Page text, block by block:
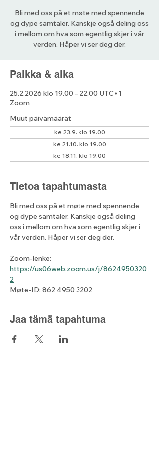
Bli med oss på et møte med spennende
og dype samtaler. Kanskje også deling oss
i mellom om hva som egentlig skjer i vår
verden. Håper vi ser deg der.
Paikka & aika
25.2.2026 klo 19.00 – 22.00 UTC+1
Zoom
Muut päivämäärät
ke 23.9. klo 19.00
ke 21.10. klo 19.00
ke 18.11. klo 19.00
Tietoa tapahtumasta
Bli med oss på et møte med spennende
og dype samtaler. Kanskje også deling
oss i mellom om hva som egentlig skjer i
vår verden. Håper vi ser deg der.
Zoom-lenke:
https://us06web.zoom.us/j/8624950320
2
Møte-ID: 862 4950 3202
Jaa tämä tapahtuma